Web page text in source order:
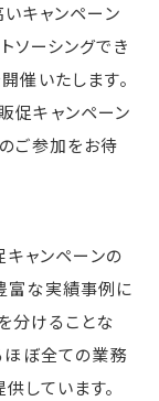
いキャンペーン
ソーシングでき
催いたします。
促キャンペーン
ご参加をお待
ャンペーンの
富な実績事例に
分けることな
ほぼ全ての業務
しています。